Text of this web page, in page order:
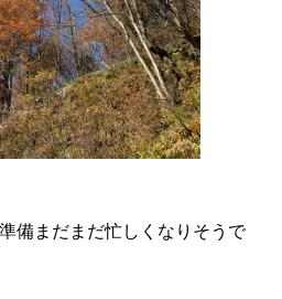
備まだまだ忙しくなりそうで